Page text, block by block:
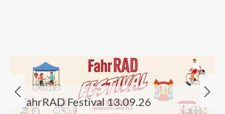
FahrRAD Festival 13.09.26